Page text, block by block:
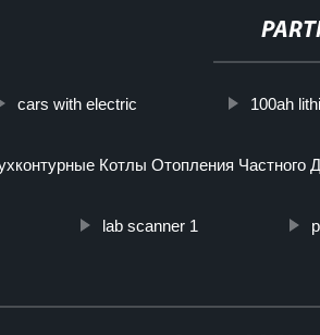
cars with electric 100ah
Котлы Отопления Частного
lab scanner 1